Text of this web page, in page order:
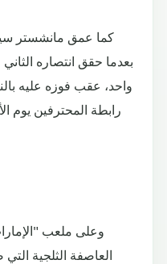
كما عمق مانشستر
بعدما حقق انتصاره
واحد، عقب فوزه عليه
رابطة المحترفين يوم
وعلى ملعب
العاصفة الثلجية